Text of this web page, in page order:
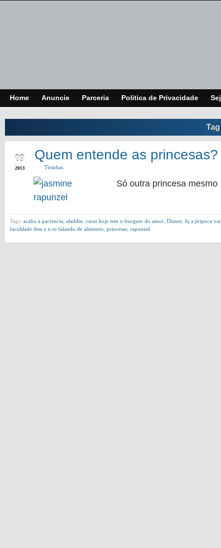
Home Anuncie Parceria Politica de Privacidade
09
2013
Quem entende as princesas?
Tirinhas
Só outra princesa
Tags: acabo a paciencia aladdin caras hoje tem x-burguer do amor Disney, hj a jiripoca
faculdade tbm e n to falando de alimento princesas rapunzel